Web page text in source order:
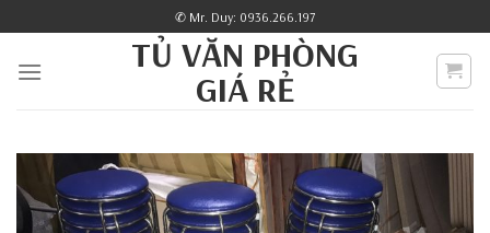
to
content
✆ Mr. Duy: 0936.266.197
TỦ VĂN PHÒNG
GIÁ RẺ